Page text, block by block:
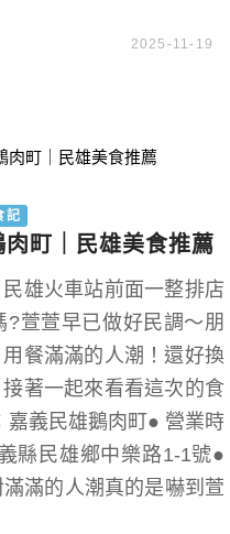
2025-11-19
記
肉町｜民雄美食推薦
雄火車站前面一整排店
萱萱早已做好民調～朋
餐滿滿的人潮！還好換
著一起來看看這次的食
嘉義民雄鵝肉町● 營業時
縣民雄鄉中樂路1-1號●
滿的人潮真的是嚇到萱